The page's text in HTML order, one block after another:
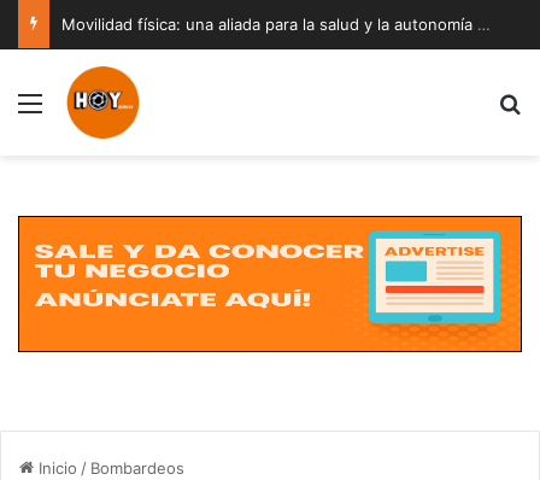
Movilidad física: una aliada para la salud y la autonomía a cualquier edad
Menú
Inicio / Bombardeos